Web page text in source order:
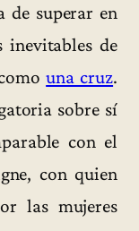
de superar en
inevitables de
una cruz.
sobre sí
con el
con quien
las mujeres